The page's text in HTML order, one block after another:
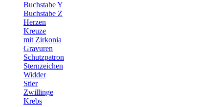
Buchstabe Y
Buchstabe Z
Herzen
Kreuze
mit Zirkonia
Gravuren
Schutzpatron
Sternzeichen
Widder
Stier
Zwillinge
Krebs